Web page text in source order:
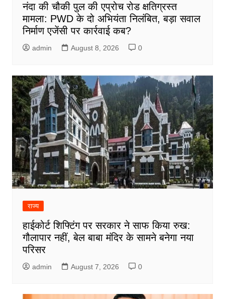
नंदा की चौकी पुल की एप्रोच रोड क्षतिग्रस्त
मामला: PWD के दो अभियंता निलंबित, बड़ा सवाल
निर्माण एजेंसी पर कार्रवाई कब?
admin August 8, 2026 0
राज्य
हाईकोर्ट शिफ्टिंग पर सरकार ने साफ किया रुख:
गौलापार नहीं, बेल बाबा मंदिर के सामने बनेगा नया
परिसर
admin August 7, 2026 0